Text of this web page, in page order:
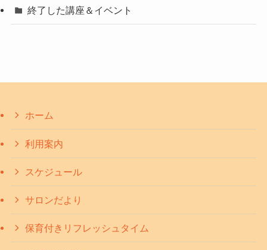
終了した講座＆イベント
ホーム
利用案内
スケジュール
サロンだより
保育付きリフレッシュタイム